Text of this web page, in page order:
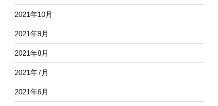
2021年10月
2021年9月
2021年8月
2021年7月
2021年6月